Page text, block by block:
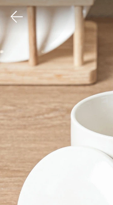
클릭 시 이미지 확대 보기 팝업 열림